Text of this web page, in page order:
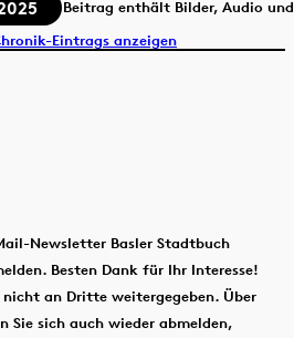
Beitrag enthält Bilder, Audio
Eintrags anzeigen
Newsletter Basler Stadtbuch
Besten Dank für Ihr Interesse!
nicht an Dritte weitergegeben. Über
Sie sich auch wieder abmelden,